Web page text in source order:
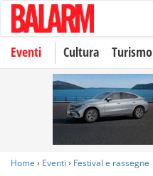
Eventi Cultura Turismo
Home › Eventi › Festival e rassegne